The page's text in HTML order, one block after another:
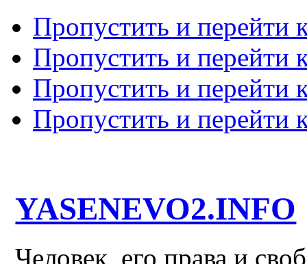
Пропустить и перейти
Пропустить и перейти
Пропустить и перейти
Пропустить и перейти
YASENEVO2.INFO
Человек, его права и